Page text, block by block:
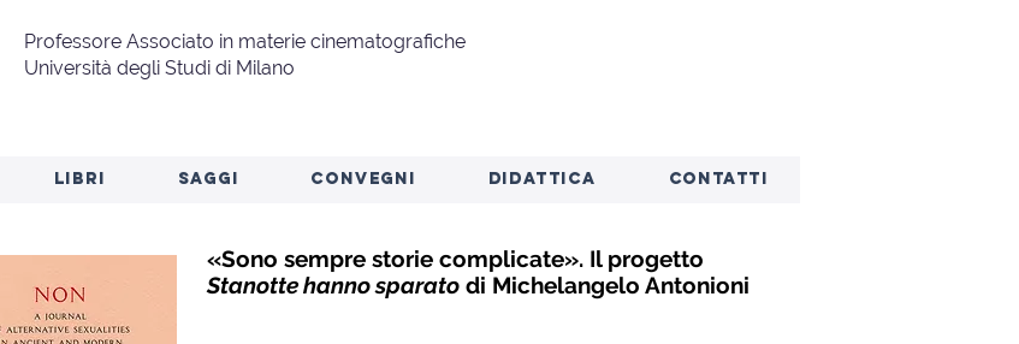
Professore Associato in materie cinematografiche
Università degli Studi di Milano
LIBRI SAGGI CONVEGNI DIDATTICA CONTATTI
«Sono sempre storie complicate». Il progetto
Stanotte hanno sparato di Michelangelo Antonioni